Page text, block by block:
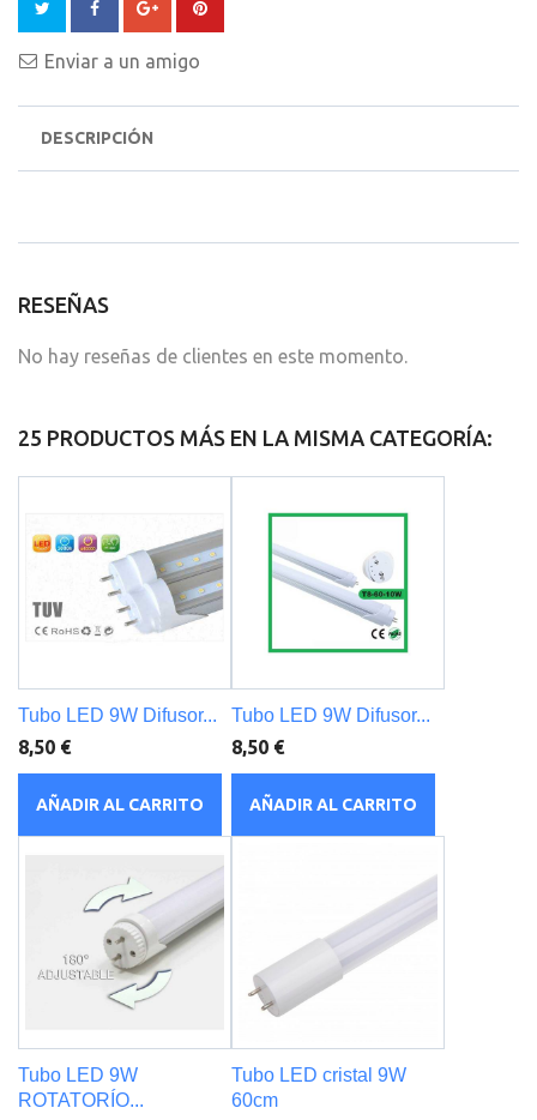
Enviar a un amigo
DESCRIPCIÓN
RESEÑAS
No hay reseñas de clientes en este momento.
25 PRODUCTOS MÁS EN LA MISMA CATEGORÍA:
Tubo LED 9W Difusor...
8,50 €
AÑADIR AL CARRITO
Tubo LED 9W Difusor...
8,50 €
AÑADIR AL CARRITO
Tubo LED 9W
ROTATORÍO...
Tubo LED cristal 9W
60cm